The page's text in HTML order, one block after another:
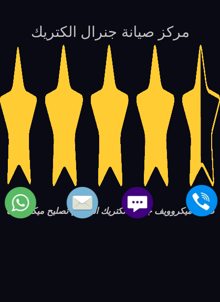
مركز صيانة جنرال الكتريك
صيانة ميكروويف جنرال الكتريك الجيزة | تصليح ميكروويف